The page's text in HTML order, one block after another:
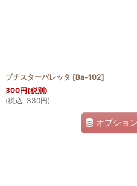
プチスターバレッタ [Ba-102]
300円(税別)
(税込 : 330円)
オプショ